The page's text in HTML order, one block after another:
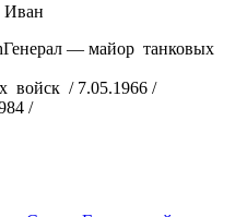
Иван
Генерал — майор танковых
войск / 7.05.1966 /
/